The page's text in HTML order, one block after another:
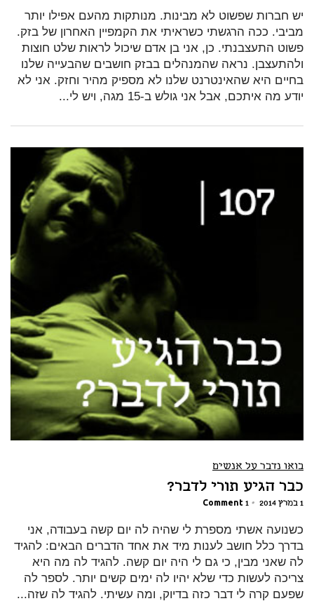
יש חברות שפשוט לא מבינות. מנותקות מהעם אפילו יותר
מביבי. ככה הרגשתי כשראיתי את הקמפיין האחרון של בזק.
פשוט התעצבנתי. כן, אני בן אדם שיכול לראות שלט חוצות
ולהתעצבן. נראה שהמנהלים בבזק חושבים שהבעייה שלנו
בחיים היא שהאינטרנט שלנו לא מספיק מהיר וחזק. אני לא
יודע מה איתכם, אבל אני גולש ב-15 מגה, ויש לי...
בואו נדבר על אנשים
כבר הגיע תורי לדבר?
1 במרץ 2014 •
1 Comment
כשנועה אשתי מספרת לי שהיה לה יום קשה בעבודה, אני
בדרך כלל חושב לענות מיד את אחד הדברים הבאים: להגיד
לה שאני מבין, כי גם לי היה יום קשה. להגיד לה מה היא
צריכה לעשות כדי שלא יהיו לה ימים קשים יותר. לספר לה
שפעם קרה לי דבר כזה בדיוק, ומה עשיתי. להגיד לה שזה...